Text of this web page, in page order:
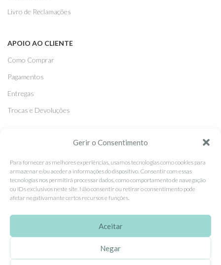
Gerir o Consentimento
Para fornecer as melhores experiências, usamos tecnologias como cookies para
armazenar e/ou aceder a informações do dispositivo. Consentir com essas
tecnologias nos permitirá processar dados, como comportamento de navegação
ou IDs exclusivos neste site. Não consentir ou retirar o consentimento pode
afetar negativamante certos recursos e funções.
Aceitar
Negar
Livro de Reclamações
APOIO AO CLIENTE
Como Comprar
Pagamentos
Entregas
Trocas e Devoluções
Facebook
Instagram
Pinterest
EhGoom2026 Criado porDumbanengue, Lda.